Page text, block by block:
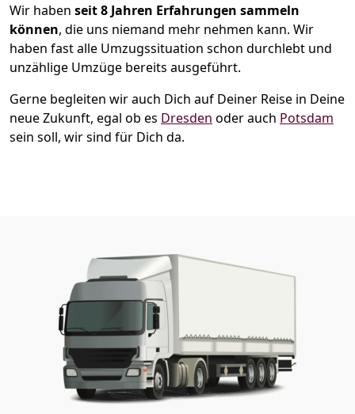
Wir haben seit8 Jahren Erfahrungen sammeln
können, die uns niemand mehr nehmen kann. Wir
haben fast alle Umzugssituation schon durchlebt und
unzählige Umzüge bereits ausgeführt.
Gerne begleiten wir auch Dich auf Deiner Reise in Deine
neue Zukunft, egal ob es Dresden oder auch Potsdam
sein soll, wir sind für Dich da.